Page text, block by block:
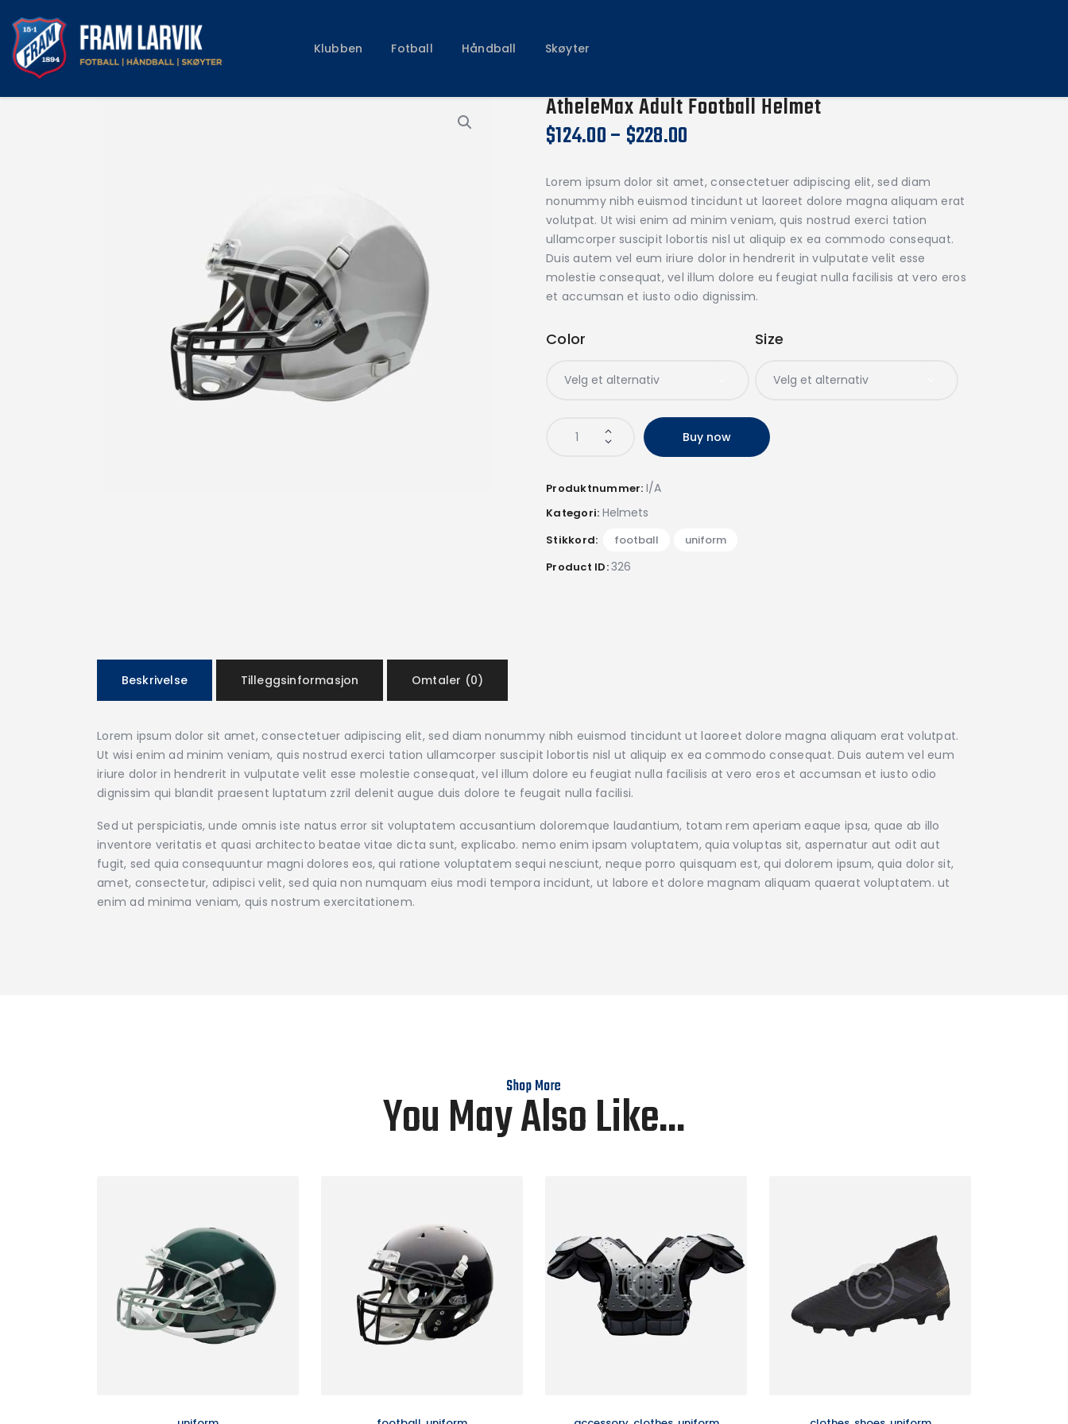
Klubben Fotball Håndball Skøyter
Fotball
Skøyter
AtheleMax Adult Football Helmet
$124.00– $228.00
Lorem ipsum dolor sit amet, consectetuer adipiscing elit, sed diam
nonummy nibh euismod tincidunt ut laoreet dolore magna aliquam erat
volutpat. Ut wisi enim ad minim veniam, quis nostrud exerci tation
ullamcorper suscipit lobortis nisl ut aliquip ex ea commodo consequat.
Duis autem vel eum iriure dolor in hendrerit in vulputate velit esse
molestie consequat, vel illum dolore eu feugiat nulla facilisis at vero eros
et accumsan et iusto odio dignissim.
Color Size
Buy now
Produktnummer: I/A
Kategori: Helmets
Stikkord: football
uniform
Product ID:326
Beskrivelse Tilleggsinformasjon Omtaler (0)
Lorem ipsum dolor sit amet, consectetuer adipiscing elit, sed diam nonummy nibh euismod tincidunt ut laoreet dolore magna aliquam erat volutpat.
Ut wisi enim ad minim veniam, quis nostrud exerci tation ullamcorper suscipit lobortis nisl ut aliquip ex ea commodo consequat. Duis autem vel eum
iriure dolor in hendrerit in vulputate velit esse molestie consequat, vel illum dolore eu feugiat nulla facilisis at vero eros et accumsan et iusto odio
dignissim qui blandit praesent luptatum zzril delenit augue duis dolore te feugait nulla facilisi.
Sed ut perspiciatis, unde omnis iste natus error sit voluptatem accusantium doloremque laudantium, totam rem aperiam eaque ipsa, quae ab illo
inventore veritatis et quasi architecto beatae vitae dicta sunt, explicabo. nemo enim ipsam voluptatem, quia voluptas sit, aspernatur aut odit aut
fugit, sed quia consequuntur magni dolores eos, qui ratione voluptatem sequi nesciunt, neque porro quisquam est, qui dolorem ipsum, quia dolor sit,
amet, consectetur, adipisci velit, sed quia non numquam eius modi tempora incidunt, ut labore et dolore magnam aliquam quaerat voluptatem. ut
enim ad minima veniam, quis nostrum exercitationem.
Shop More
You May Also Like...